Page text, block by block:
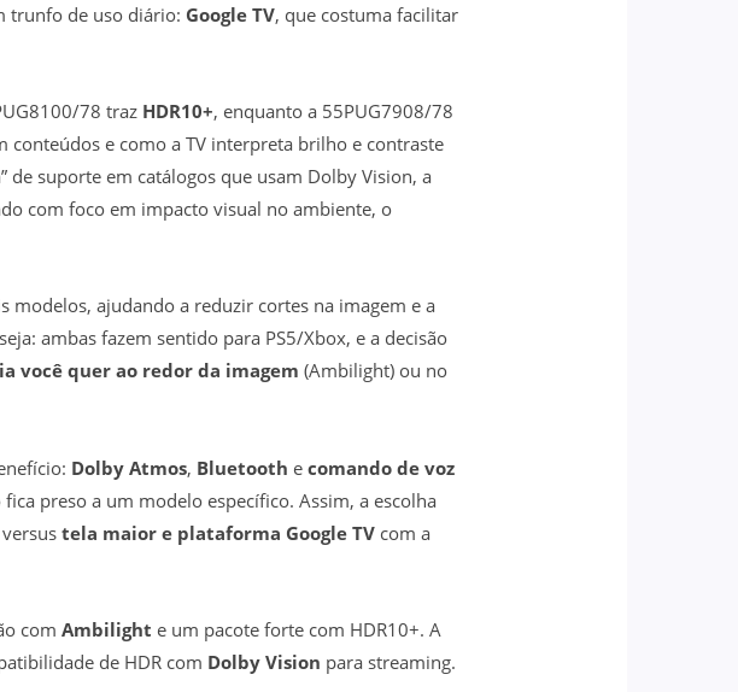
trunfo de uso diário: Google TV, que costuma facilitar
78 traz HDR10+, enquanto a 55PUG7908/78
e como a TV interpreta brilho e contraste
de suporte em catálogos que usam Dolby Vision, a
com foco em impacto visual no ambiente, o
modelos, ajudando a reduzir cortes na imagem e a
ambas fazem sentido para PS5/Xbox, e a decisão
você quer ao redor da imagem (Ambilight) ou no
Dolby Atmos, Bluetooth e comando de voz
preso a um modelo específico. Assim, a escolha
tela maior e plataforma Google TV com a
com Ambilight e um pacote forte com HDR10+. A
de HDR com Dolby Vision para streaming.